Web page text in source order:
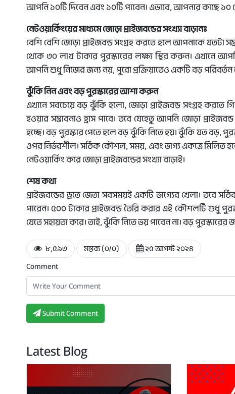
আপনি ১০টি দিবেন এবং ১০টি পাবেন। এভাবে, আপনার কাছে
নেটওয়ার্কিংয়ের মাধ্যমে জোড়া প্রাইজবন্ডের সংখ্যা বাড়ানঃ
বেশি বেশি জোড়া প্রাইজবন্ড সংগ্রহ করতে হলে আপনাকে যতটা
থেকে ৩০ লাখ টাকার পুরস্কারের লক্ষ্য স্থির করুন। এখানে
আপনি শুধু নিজের জন্য নয়, পুরো প্রক্রিয়াতেও একটি বড়
ঝুঁকি নিন এবং বড় পুরস্কারের আশা করুন
এখানে সবচেয়ে বড় ঝুঁকি হলো, জোড়া প্রাইজবন্ড সংগ্রহ করতে
হওয়ার সম্ভাবনাও হ্রাস পাবে। তবে যেহেতু আপনি জোড়া
হচ্ছে। বড় পুরস্কার পেতে হলে বড় ঝুঁকি নিতে হয়। ঝুঁকি যত বড়,
ওপর নির্ভরশীল। সঠিক কৌশল, সময়, এবং ভাগ্য একত্রে
নেটওয়ার্কিং করে জোড়া প্রাইজবন্ডের সংখ্যা বাড়াই।
শেষ কথা
প্রাইজবন্ডের ড্রতে জেতা সবসময়ই একটি ভাগ্যের খেলা। তবে
পারেন। ৫০০ টাকার প্রাইজবন্ড তৈরি করার এই কৌশলটি শুধু
যেতে সহায়তা করে। তাই, ঝুঁকি নিতে ভয় পাবেন না। বড়
৮,৫৯৩ মন্তব্য (০/০)
২৫ আগষ্ট ২০২৪
Comment
Submit Comment
Latest Blog